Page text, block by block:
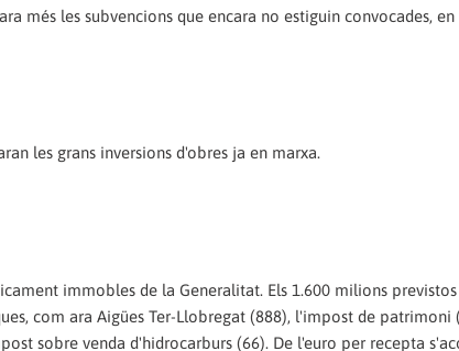
més les subvencions que encara no estiguin convocades, en
les grans inversions d'obres ja en marxa.
immobles de la Generalitat. Els 1.600 milions previstos
com ara Aigües Ter-Llobregat (888), l'impost de patrimoni
sobre venda d'hidrocarburs (66). De l'euro per recepta